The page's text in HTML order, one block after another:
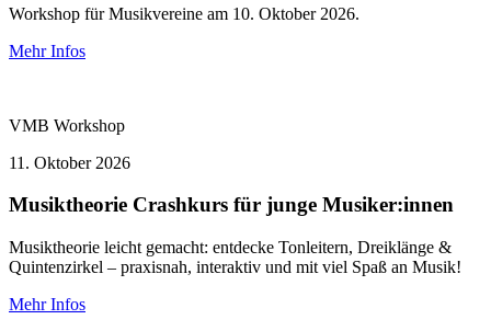
Workshop für Musikvereine am 10. Oktober 2026.
Mehr Infos
VMB Workshop
11. Oktober 2026
Musiktheorie Crashkurs für junge Musiker:innen
Musiktheorie leicht gemacht: entdecke Tonleitern, Dreiklänge &
Quintenzirkel – praxisnah, interaktiv und mit viel Spaß an Musik!
Mehr Infos